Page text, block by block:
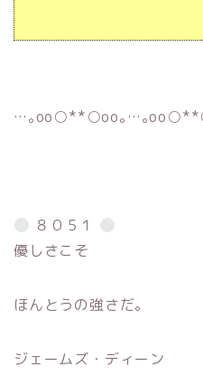
…｡oо○**○оo｡…｡
８０５１
優しさこそ
ほんとうの強さだ。
ジェームズ・ディーン